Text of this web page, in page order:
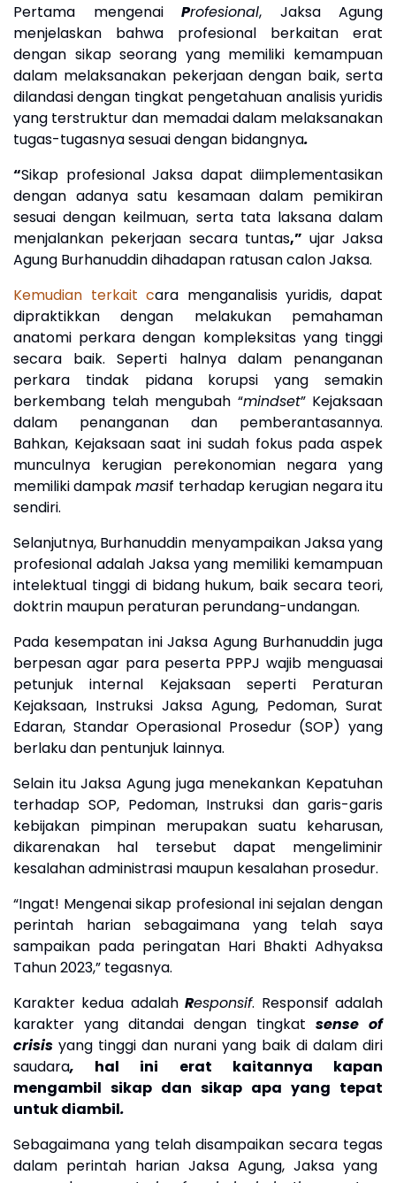
Pertama mengenai Profesional, Jaksa Agung
menjelaskan bahwa profesional berkaitan erat
dengan sikap seorang yang memiliki kemampuan
dalam melaksanakan pekerjaan dengan baik, serta
dilandasi dengan tingkat pengetahuan analisis yuridis
yang terstruktur dan memadai dalam melaksanakan
tugas-tugasnya sesuai dengan bidangnya.
“Sikap profesional Jaksa dapat diimplementasikan
dengan adanya satu kesamaan dalam pemikiran
sesuai dengan keilmuan, serta tata laksana dalam
menjalankan pekerjaan secara tuntas,” ujar Jaksa
Agung Burhanuddin dihadapan ratusan calon Jaksa.
Kemudian terkait cara menganalisis yuridis, dapat
dipraktikkan dengan melakukan pemahaman
anatomi perkara dengan kompleksitas yang tinggi
secara baik. Seperti halnya dalam penanganan
perkara tindak pidana korupsi yang semakin
berkembang telah mengubah “mindset” Kejaksaan
dalam penanganan dan pemberantasannya.
Bahkan, Kejaksaansaat ini sudah fokus pada aspek
munculnya kerugian perekonomian negara yang
memiliki dampakmasif terhadap kerugian negara itu
sendiri.
Selanjutnya, Burhanuddin menyampaikanJaksa yang
profesional adalah Jaksa yang memiliki kemampuan
intelektual tinggi di bidang hukum, baik secara teori,
doktrin maupun peraturan perundang-undangan.
Pada kesempatan ini Jaksa Agung Burhanuddin juga
berpesan agar para peserta PPPJ wajib menguasai
petunjuk internal Kejaksaan seperti Peraturan
Kejaksaan, Instruksi Jaksa Agung, Pedoman, Surat
Edaran, Standar Operasional Prosedur (SOP) yang
berlaku dan pentunjuk lainnya.
Selain itu Jaksa Agung juga menekankan Kepatuhan
terhadap SOP, Pedoman, Instruksi dan garis-garis
kebijakan pimpinan merupakan suatu keharusan,
dikarenakan hal tersebut dapat mengeliminir
kesalahan administrasi maupun kesalahan prosedur.
“Ingat! Mengenai sikap profesional ini sejalan dengan
perintah harian sebagaimana yang telah saya
sampaikan pada peringatan Hari Bhakti Adhyaksa
Tahun 2023,” tegasnya.
Karakter kedua adalahResponsif. Responsif adalah
karakter yang ditandai dengan tingkat sense of
crisis yang tinggi dan nurani yang baik di dalam diri
saudara, hal ini erat kaitannya kapan
mengambil sikap dan sikap apa yang tepat
untuk diambil.
Sebagaimana yang telahdisampaikan secara tegas
dalam perintah harian Jaksa Agung, Jaksa yang